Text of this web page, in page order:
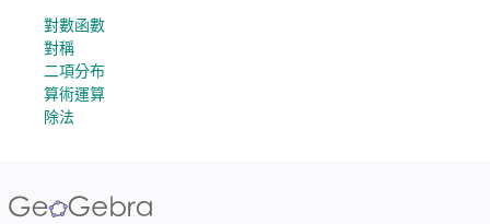
對數函數
對稱
二項分布
算術運算
除法